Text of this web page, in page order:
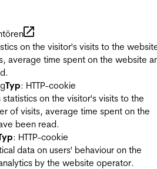
on the visitor's visits to the
average time spent on the website
Typ: HTTP-cookie
statistics on the visitor's visits to the
of visits, average time spent on the
been read.
: HTTP-cookie
data on users' behaviour on the
by the website operator.